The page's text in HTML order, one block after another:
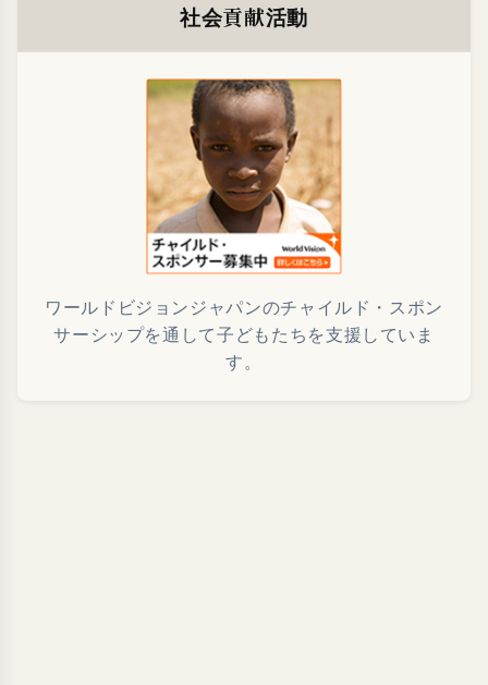
社会貢献活動
ワールドビジョンジャパンのチャイルド・スポン
サーシップを通して子どもたちを支援していま
す。